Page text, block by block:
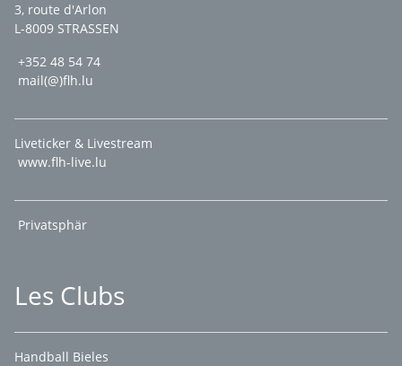
3, route d'Arlon
L-8009 STRASSEN
+352 48 54 74
mail(@)flh.lu
Liveticker & Livestream
www.flh-live.lu
Privatsphär
Les Clubs
Handball Bieles